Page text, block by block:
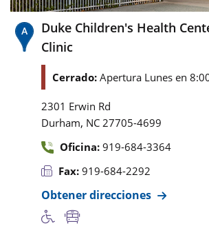
Duke Children's Health
Clinic
Cerrado: Apertura Lunes en
2301 Erwin Rd
Durham, NC 27705-4699
Oficina: 919-684-3364
Fax: 919-684-2292
Obtener direcciones